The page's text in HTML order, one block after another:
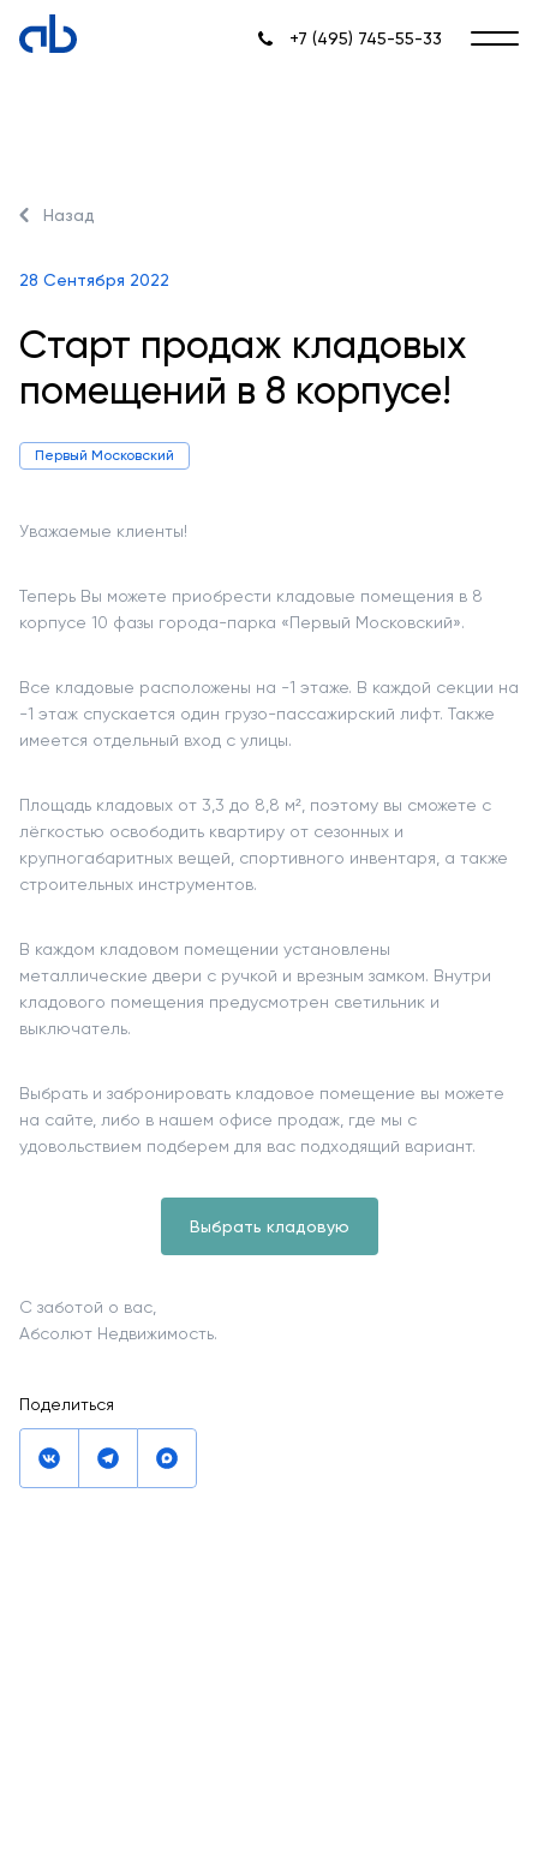
+7 (495) 745-55-33
Назад
28 Сентября 2022
Старт продаж кладовых
помещений в 8 корпусе!
Первый Московский
Уважаемые клиенты!
Теперь Вы можете приобрести кладовые помещения в 8
корпусе 10 фазы города-парка «Первый Московский».
Все кладовые расположены на -1 этаже. В каждой секции на
-1 этаж спускается один грузо-пассажирский лифт. Также
имеется отдельный вход с улицы.
Площадь кладовых от 3,3 до 8,8 м², поэтому вы сможете с
лёгкостью освободить квартиру от сезонных и
крупногабаритных вещей, спортивного инвентаря, а также
строительных инструментов.
В каждом кладовом помещении установлены
металлические двери с ручкой и врезным замком. Внутри
кладового помещения предусмотрен светильник и
выключатель.
Выбрать и забронировать кладовое помещение вы можете
на сайте, либо в нашем офисе продаж, где мы с
удовольствием подберем для вас подходящий вариант.
Выбрать кладовую
С заботой о вас,
Абсолют Недвижимость.
Поделиться